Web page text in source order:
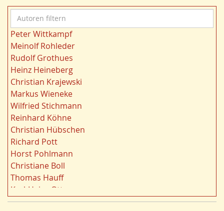
Kultur 22
Gewässer 21
Kulturlandschaft 21
Wohnen 21
Ruhrgebiet 20
Migration/Wanderung
Strukturwandel 20
Städtebau 20
Wahl 20
Ländliche Entwicklung
Siedlung/Siedlungsgeschichte
Demographischer Wandel
Geologie 19
Landschaft 19
Dortmund 18
Fauna 17
Energie/Energiewirtschaft 17
u
t
o
r
e
n
f
i
l
t
e
r
n
Peter Wittkampf
Meinolf Rohleder
Rudolf Grothues
Heinz Heineberg
Christian Krajewski
Markus Wieneke
Wilfried Stichmann
Reinhard Köhne
Christian Hübschen
Richard Pott
Horst Pohlmann
Christiane Boll
Thomas Hauff
Karl-Heinz Otto
Carola Bischoff